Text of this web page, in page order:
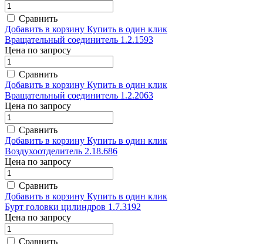
Сравнить
Добавить в корзину Купить в один клик
Вращательный соединитель 1.2.1593
Цена по запросу
Сравнить
Добавить в корзину Купить в один клик
Вращательный соединитель 1.2.2063
Цена по запросу
Сравнить
Добавить в корзину Купить в один клик
Воздухоотделитель 2.18.686
Цена по запросу
Сравнить
Добавить в корзину Купить в один клик
Бурт головки цилиндров 1.7.3192
Цена по запросу
Сравнить